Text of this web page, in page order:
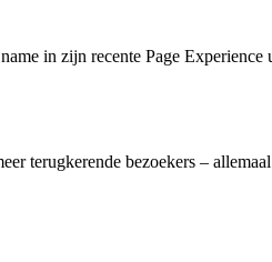
in zijn recente Page Experience
terugkerende bezoekers –